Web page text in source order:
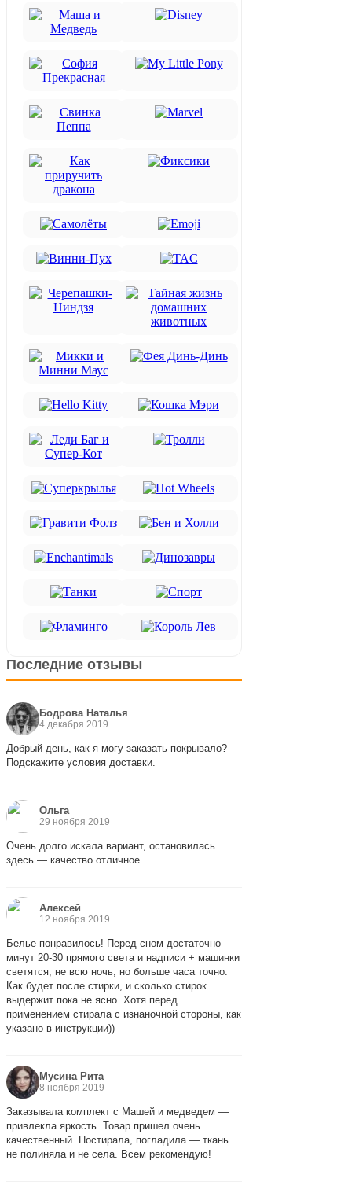
Последние отзывы
Бодрова Наталья
4 декабря 2019
Добрый день, как я могу заказать покрывало?
Подскажите условия доставки.
Ольга
29 ноября 2019
Очень долго искала вариант, остановилась
здесь — качество отличное.
Алексей
12 ноября 2019
Белье понравилось! Перед сном достаточно
минут 20-30 прямого света и надписи + машинки
светятся, не всю ночь, но больше часа точно.
Как будет после стирки, и сколько стирок
выдержит пока не ясно. Хотя перед
применением стирала с изнаночной стороны, как
указано в инструкции))
Мусина Рита
8 ноября 2019
Заказывала комплект с Машей и медведем —
привлекла яркость. Товар пришел очень
качественный. Постирала, погладила — ткань
не полиняла и не села. Всем рекомендую!